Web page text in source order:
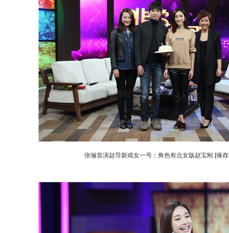
张俪首演赵导新戏女一号：角色有点女版赵宝刚 [保